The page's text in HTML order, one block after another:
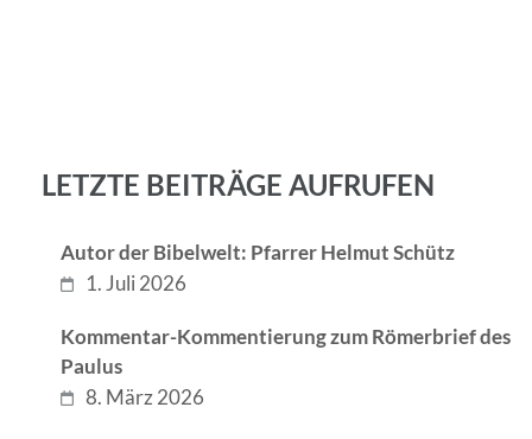
LETZTE BEITRÄGE AUFRUFEN
Autor der Bibelwelt: Pfarrer Helmut Schütz
1. Juli 2026
Kommentar-Kommentierung zum Römerbrief des
Paulus
8. März 2026